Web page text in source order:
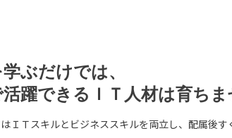
ぶだけでは、
躍できるＩＴ人材は育ちま
ＩＴスキルとビジネススキルを両立し、配属後す